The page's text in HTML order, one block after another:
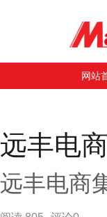
网站
远丰电
远丰电商